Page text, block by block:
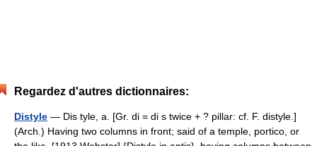
Regardez d'autres dictionnaires:
Distyle — Dis tyle, a. [Gr. di = di s twice + ? pillar: cf. F. distyle.]
(Arch.) Having two columns in front; said of a temple, portico, or